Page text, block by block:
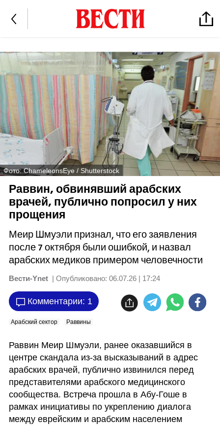
Фото: ChameleonsEye / Shutterstock
Раввин, обвинявший арабских
врачей, публично попросил у них
прощения
Меир Шмуэли признал, что его заявления
после 7 октября были ошибкой, и назвал
арабских медиков примером человечности
Вести-Ynet | Опубликовано: 06.07.26 | 17:24
Комментарии: 1
Арабский сектор Раввины
Раввин Меир Шмуэли, ранее оказавшийся в
центре скандала из-за высказываний в адрес
арабских врачей, публично извинился перед
представителями арабского медицинского
сообщества. Встреча прошла в Абу-Гоше в
рамках инициативы по укреплению диалога
между еврейским и арабским населением